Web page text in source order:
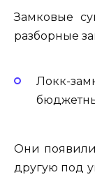
Замковые
разборные
Локк-
Они
другую под